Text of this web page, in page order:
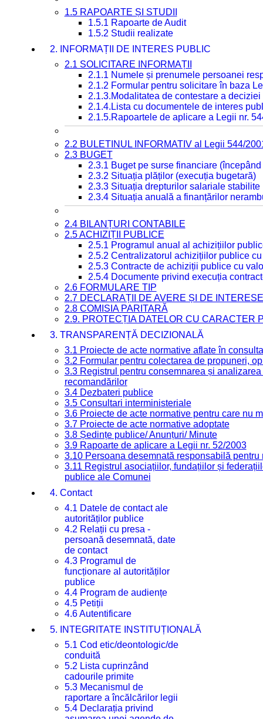
1.5 RAPOARTE ȘI STUDII
1.5.1 Rapoarte de Audit
1.5.2 Studii realizate
2. INFORMAȚII DE INTERES PUBLIC
2.1 SOLICITARE INFORMAȚII
2.1.1 Numele și prenumele persoanei
2.1.2 Formular pentru solicitare în baza
2.1.3.Modalitatea de contestare a
2.1.4.Lista cu documentele de interes
2.1.5.Rapoartele de aplicare a Legii nr.
2.2 BULETINUL INFORMATIV al Legii 544/
2.3 BUGET
2.3.1 Buget pe surse financiare
2.3.2 Situația plăților (execuția bugetară)
2.3.3 Situația drepturilor salariale
2.3.4 Situația anuală a finanțărilor
2.4 BILANȚURI CONTABILE
2.5 ACHIZIȚII PUBLICE
2.5.1 Programul anual al achizițiilor
2.5.2 Centralizatorul achizițiilor publice
2.5.3 Contracte de achiziții publice cu
2.5.4 Documente privind execuția
2.6 FORMULARE TIP
2.7 DECLARAȚII DE AVERE ȘI DE INTERESE
2.8 COMISIA PARITARĂ
2.9. PROTECȚIA DATELOR CU CARACTER
3. TRANSPARENȚĂ DECIZIONALĂ
3.1 Proiecte de acte normative aflate în
3.2 Formular pentru colectarea de propuneri,
3.3 Registrul pentru consemnarea și
recomandărilor
3.4 Dezbateri publice
3.5 Consultari interministeriale
3.6 Proiecte de acte normative pentru care nu
3.7 Proiecte de acte normative adoptate
3.8 Ședințe publice/ Anunțuri/ Minute
3.9 Rapoarte de aplicare a Legii nr. 52/2003
3.10 Persoana desemnată responsabilă
3.11 Registrul asociațiilor, fundațiilor și
publice ale Comunei
4. Contact
4.1 Datele de contact ale
autorităților publice
4.2 Relații cu presa -
persoană desemnată, date
de contact
4.3 Programul de
funcționare al autorităților
publice
4.4 Program de audiențe
4.5 Petiții
4.6 Autentificare
5. INTEGRITATE INSTITUȚIONALĂ
5.1 Cod etic/deontologic/de
conduită
5.2 Lista cuprinzând
cadourile primite
5.3 Mecanismul de
raportare a încălcărilor legii
5.4 Declarația privind